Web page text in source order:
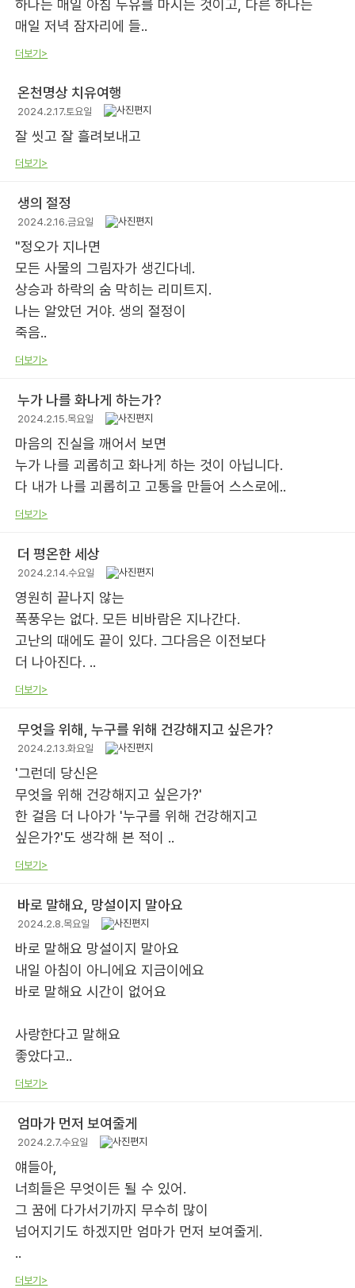
하나는 매일 아침 두유를 마시는 것이고, 다른 하나는
매일 저녁 잠자리에 들..
더보기>
온천명상 치유여행
2024.2.17.토요일
잘 씻고 잘 흘려보내고
더보기>
생의 절정
2024.2.16.금요일
"정오가 지나면
모든 사물의 그림자가 생긴다네.
상승과 하락의 숨 막히는 리미트지.
나는 알았던 거야. 생의 절정이
죽음..
더보기>
누가 나를 화나게 하는가?
2024.2.15.목요일
마음의 진실을 깨어서 보면
누가 나를 괴롭히고 화나게 하는 것이 아닙니다.
다 내가 나를 괴롭히고 고통을 만들어 스스로에..
더보기>
더 평온한 세상
2024.2.14.수요일
영원히 끝나지 않는
폭풍우는 없다. 모든 비바람은 지나간다.
고난의 때에도 끝이 있다. 그다음은 이전보다
더 나아진다. ..
더보기>
무엇을 위해, 누구를 위해 건강해지고 싶은가?
2024.2.13.화요일
'그런데 당신은
무엇을 위해 건강해지고 싶은가?'
한 걸음 더 나아가 '누구를 위해 건강해지고
싶은가?'도 생각해 본 적이 ..
더보기>
바로 말해요, 망설이지 말아요
2024.2.8.목요일
바로 말해요 망설이지 말아요
내일 아침이 아니에요 지금이에요
바로 말해요 시간이 없어요
사랑한다고 말해요
좋았다고..
더보기>
엄마가 먼저 보여줄게
2024.2.7.수요일
얘들아,
너희들은 무엇이든 될 수 있어.
그 꿈에 다가서기까지 무수히 많이
넘어지기도 하겠지만 엄마가 먼저 보여줄게.
..
더보기>